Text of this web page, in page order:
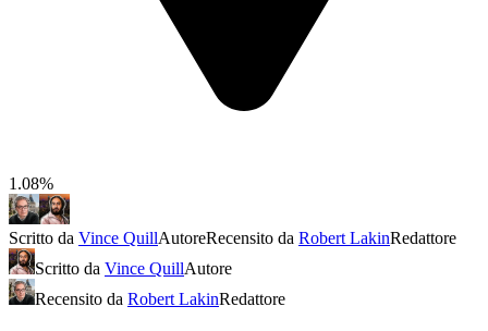
1.08%
Scritto da Vince QuillAutoreRecensito da Robert LakinRedattore
Scritto da Vince QuillAutore
Recensito da Robert LakinRedattore